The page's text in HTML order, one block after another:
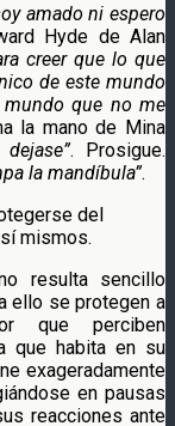
amado ni espero
Hyde de Alan
creer que lo que
de este mundo
que no me
la mano de Mina
. Prosigue.
la mandíbula”.
del
mismos.
resulta sencillo
ello se protegen a
que perciben
que habita en su
exageradamente
en pausas
reacciones ante